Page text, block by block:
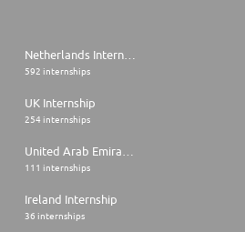
592 internships
UK Internship
254 internships
111 internships
Ireland Internship
36 internships